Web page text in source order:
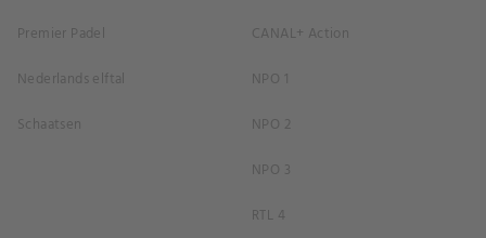
Premier Padel
Nederlands elftal
Schaatsen
CANAL+ Action
NPO 1
NPO 2
NPO 3
RTL 4